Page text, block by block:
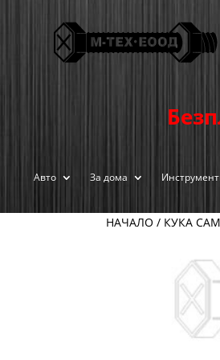
Авто За дома
НАЧАЛО / КУКА